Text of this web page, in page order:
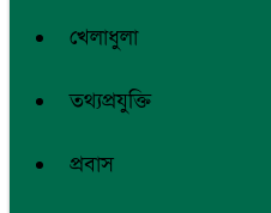
খেলাধুলা
তথ্যপ্রযুক্তি
প্রবাস